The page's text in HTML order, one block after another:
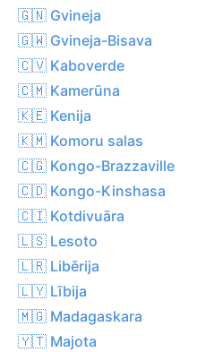
🇬🇳 Gvineja
🇬🇼 Gvineja-Bisava
🇨🇻 Kaboverde
🇨🇲 Kamerūna
🇰🇪 Kenija
🇰🇲 Komoru salas
🇨🇬 Kongo-Brazzaville
🇨🇩 Kongo-Kinshasa
🇨🇮 Kotdivuāra
🇱🇸 Lesoto
🇱🇷 Libērija
🇱🇾 Lībija
🇲🇬 Madagaskara
🇾🇹 Majota